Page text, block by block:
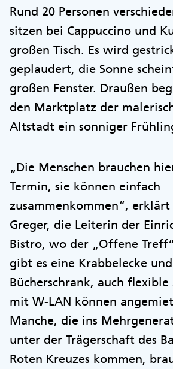
Rund 20 Personen
sitzen bei Cappuccino und
großen Tisch. Es wird
geplaudert, die Sonne
großen Fenster. Draußen
den Marktplatz der
Altstadt ein sonniger
„Die Menschen brauchen
Termin, sie können einfach
zusammenkommen“, erklärt
Greger, die Leiterin der
Bistro, wo der „Offene
gibt es eine Krabbelecke
Bücherschrank, auch
mit W-LAN können
Manche, die ins
unter der Trägerschaft des
Roten Kreuzes kommen,